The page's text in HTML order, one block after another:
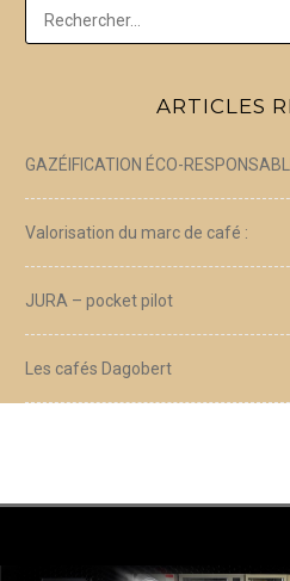
ARTICLES
GAZÉIFICATION ÉCO-
Valorisation du marc de café :
JURA – pocket pilot
Les cafés Dagobert